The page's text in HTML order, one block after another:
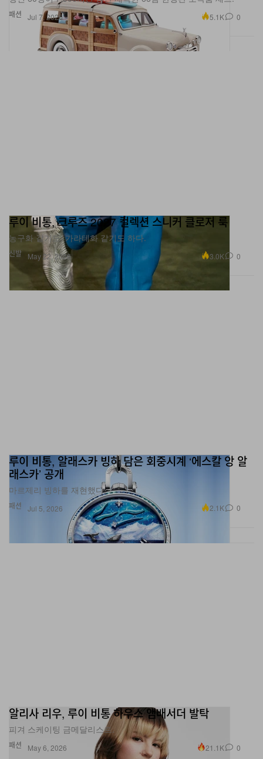
패션 Jul 7, 2026 5.1K 0
신발
루이 비통, 크루즈 2027 컬렉션 스니커 클로저 룩
농구화 같기도, 가라테화 같기도 하다.
May 22, 2026 3.0K 0
패션
루이 비통, 알래스카 빙하 담은 회중시계 ‘에스칼 앙 알
래스카’ 공개
마르제리 빙하를 재현했다.
Jul 5, 2026 2.1K 0
패션
알리사 리우, 루이 비통 하우스 앰배서더 발탁
피겨 스케이팅 금메달리스트.
May 6, 2026 21.1K 0